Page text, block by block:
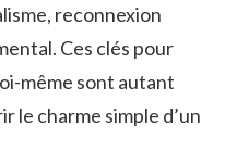
reconnexion
Ces clés pour
même sont autant
le charme simple d’un